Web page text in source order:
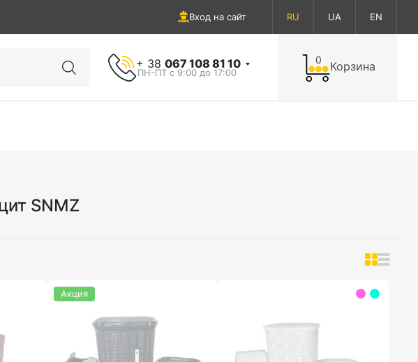
Вход на сайт RU UA EN
+ 38 067 108 81 10
ПН-ПТ с 9:00 до 17:00
0 Корзина
SNMZ
Акция